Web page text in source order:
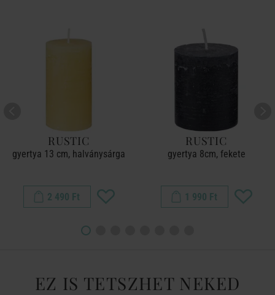
RUSTIC
gyertya 13 cm, halványsárga
2 490 Ft
RUSTIC
gyertya 8cm, fekete
1 990 Ft
EZ IS TETSZHET NEKED